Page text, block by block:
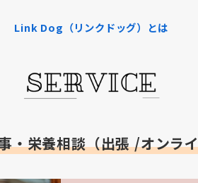
Link Dog（リンクドッグ）とは
・栄養相談（出張 /オンラ